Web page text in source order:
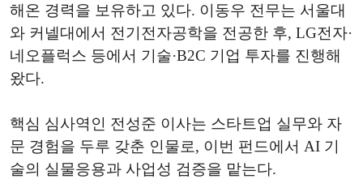
해온 경력을 보유하고 있다. 이동우 전무는 서울대
와 커넬대에서 전기전자공학을 전공한 후, LG전자·
네오플럭스 등에서 기술·B2C 기업 투자를 진행해
왔다.
핵심 심사역인 전성준 이사는 스타트업 실무와 자
문 경험을 두루 갖춘 인물로, 이번 펀드에서 AI 기
술의 실물응용과 사업성 검증을 맡는다.